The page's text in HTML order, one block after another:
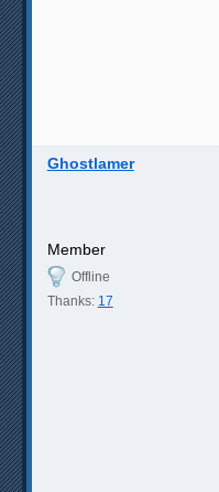
Ghostlamer
Member
Offline
Thanks: 17